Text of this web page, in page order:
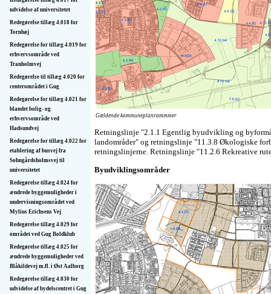
udvidelse af universitetet
Redegørelse tillæg 4.018 for
Tornhøj
Redegørelse for tillæg 4.019 for
erhvervsområde ved
Tranholmvej
Redegørelse til tillæg 4.020 for
centerområdet i Gug
Redegørelse for tillæg 4.021 for
blandet bolig- og
erhvervsområde ved
Hadsundvej
Redegørelse for tillæg 4.022 for
etablering af busvej fra
Sohngårdsholmsvej til
universitetet
Redegørelse tillæg 4.024 for
ændrede byggemuligheder i
undervisningsområdet ved
Mylius Erichsens Vej
Redegørelse tillæg 4.029 for
området ved Gug Boldklub
Redegørelse tillæg 4.025 for
ændrede byggemuligheder ved
Blåkildevej m.fl. i Øst Aalborg
Redegørelse tillæg 4.030 for
udvidelse af bydelscentret i Gug
Gældende kommuneplanrammmer
Retningslinje "2.1.1 Egentlig byudvikling og
landområder" og retningslinje "11.3.8 Økologiske
retningslinjerne. Retningslinje "11.2.6 Rekreative
Byudviklingsområder